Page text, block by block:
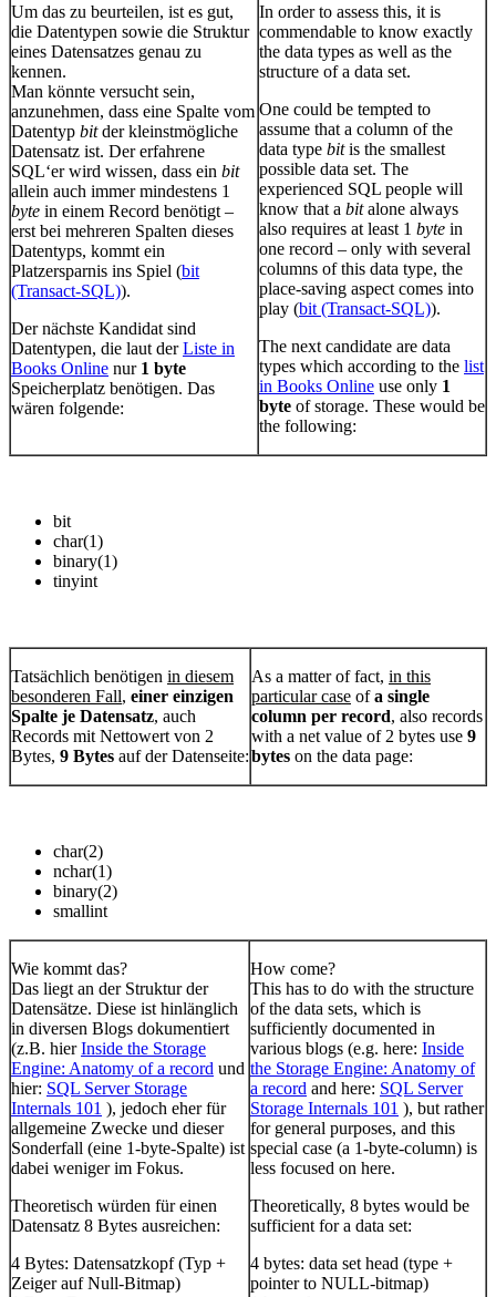
Um das zu beurteilen, ist es gut,
die Datentypen sowie die Struktur
eines Datensatzes genau zu
kennen.
Man könnte versucht sein,
anzunehmen, dass eine Spalte vom
Datentyp bitder kleinstmögliche
Datensatz ist. Der erfahrene
SQL‘er wird wissen, dass ein bit
allein auch immer mindestens 1
byte in einem Record benötigt –
erst bei mehreren Spalten dieses
Datentyps, kommt ein
Platzersparnis ins Spiel (bit
(Transact-SQL)).
Der nächste Kandidat sind
Datentypen, die laut derListe in
Books Online nur 1 byte
Speicherplatz benötigen. Das
wären folgende:
In order to assess this, it is
commendable to know exactly
the data types as well as the
structure of a data set.
One could be tempted to
assume that a column of the
data type bitis the smallest
possible data set. The
experienced SQL people will
know that a bitalone always
also requires at least 1 byte in
one record – only with several
columns of this data type, the
place-saving aspect comes into
play (bit (Transact-SQL)).
The next candidate are data
types which according to the list
in Books Online use only 1
byte of storage. These would be
the following:
bit
char(1)
binary(1)
tinyint
Tatsächlich benötigen in diesem
besonderen Fall, einer einzigen
Spalte je Datensatz, auch
Records mit Nettowert von 2
Bytes, 9 Bytes auf der Datenseite:
As a matter of fact, in this
particular case ofa single
column per record, also records
with a net value of 2 bytes use 9
bytes on the data page:
char(2)
nchar(1)
binary(2)
smallint
Wie kommt das?
Das liegt an der Struktur der
Datensätze. Diese ist hinlänglich
in diversen Blogs dokumentiert
(z.B. hierInside the Storage
Engine: Anatomy of a record und
hier: SQL Server Storage
Internals 101 ), jedoch eher für
allgemeine Zwecke und dieser
Sonderfall (eine 1-byte-Spalte) ist
dabei weniger im Fokus.
Theoretisch würden für einen
Datensatz 8 Bytes ausreichen:
4 Bytes: Datensatzkopf (Typ +
Zeiger auf Null-Bitmap)
How come?
This has to do with the structure
of the data sets, which is
sufficiently documented in
various blogs (e.g. here: Inside
the Storage Engine: Anatomy of
a record and here: SQL Server
Storage Internals 101 ), but rather
for general purposes, and this
special case (a 1-byte-column) is
less focused on here.
Theoretically, 8 bytes would be
sufficient for a data set:
4 bytes: data set head (type +
pointer to NULL-bitmap)